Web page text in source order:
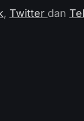
, Twitter dan